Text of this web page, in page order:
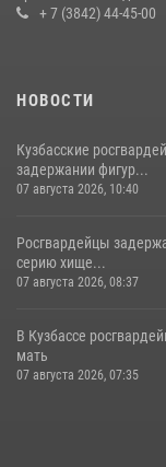
+ 7 (3842) 44-45-00
НОВОСТИ
Кузбасские
задержании фигур...
07 августа 2026, 10:40
Росгвардейцы
серию хище...
07 августа 2026, 08:37
В Кузбассе
мать
07 августа 2026, 07:35